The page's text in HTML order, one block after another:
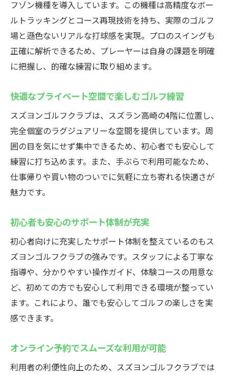
快適空間でリラックスしながら練習が可能
予約のしやすさとアクセスの良さも魅力
フゾン機種を導入しています。この機種は高精度なボー
ルトラッキングとコース再現技術を持ち、実際のゴルフ
場と遜色ないリアルな打球感を実現。プロのスイングも
正確に解析できるため、プレーヤーは自身の課題を明確
に把握し、的確な練習に取り組めます。
快適なプライベート空間で楽しむゴルフ練習
スズヨンゴルフクラブは、スズラン高崎の4階に位置し、
完全個室のラグジュアリーな空間を提供しています。周
囲の目を気にせず集中できるため、初心者でも安心して
練習に打ち込めます。また、手ぶらで利用可能なため、
仕事帰りや買い物のついでに気軽に立ち寄れる快適さが
魅力です。
初心者も安心のサポート体制が充実
初心者向けに充実したサポート体制を整えているのもス
ズヨンゴルフクラブの強みです。スタッフによる丁寧な
指導や、分かりやすい操作ガイド、体験コースの用意な
ど、初めての方でも安心して利用できる環境が整ってい
ます。これにより、誰でも安心してゴルフの楽しさを実
感できます。
オンライン予約でスムーズな利用が可能
利用者の利便性向上のため、スズヨンゴルフクラブでは